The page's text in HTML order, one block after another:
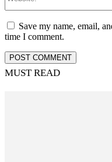
Save my name, email,
time I comment.
MUST READ